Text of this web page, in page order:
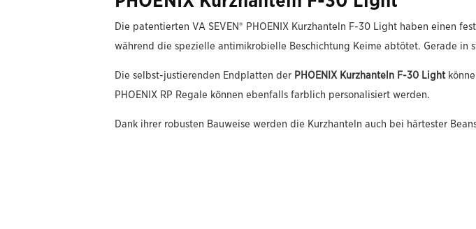
Die patentierten VA SEVEN® PHOENIX Kurzhanteln F-30 Light haben einen
während die spezielle antimikrobielle Beschichtung Keime abtötet. Gerade
Die selbst-justierenden Endplatten der PHOENIX Kurzhanteln F-30 Light
PHOENIX RP Regale können ebenfalls farblich personalisiert werden.
Dank ihrer robusten Bauweise werden die Kurzhanteln auch bei härtester